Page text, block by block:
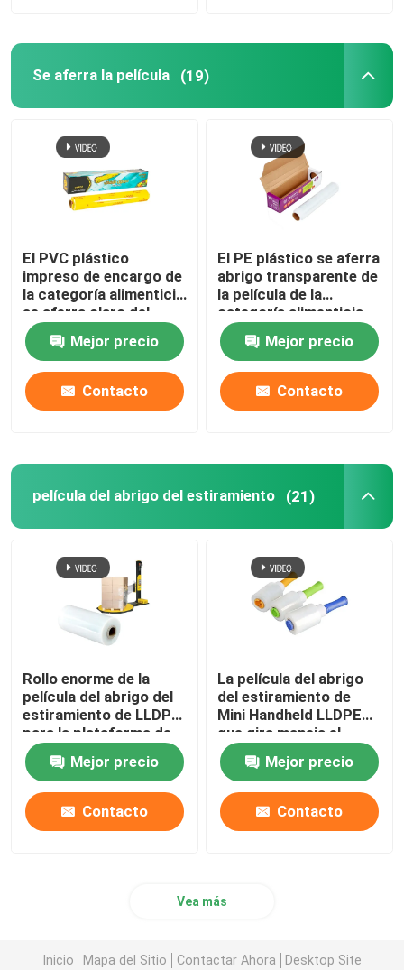
Se aferra la película (19)
El PVC plástico
impreso de encargo de
la categoría alimenticia
se aferra claro del
abrigo de la película
con el cortador del
resbalador
Mejor precio
Contacto
El PE plástico se aferra
abrigo transparente de
la película de la
categoría alimenticia
de la película con el
cortador del
resbalador
Mejor precio
Contacto
película del abrigo del estiramiento (21)
Rollo enorme de la
película del abrigo del
estiramiento de LLDPE
para la plataforma de
empaquetado de la
máquinaMejor precio
Contacto
La película del abrigo
del estiramiento de
Mini Handheld LLDPE
que gira maneja el
dispensador para el
abrigo de los cartones
Mejor precio
Contacto
Vea más
Inicio Mapa del Sitio Contactar Ahora Desktop Site